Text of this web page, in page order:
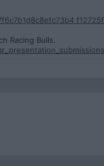
Racing Bulls.